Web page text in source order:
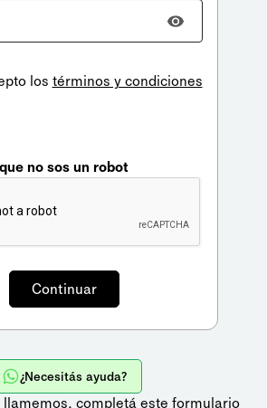
los términos y condiciones
no sos un robot
¿Necesitás ayuda?
llamemos, completá este formulario